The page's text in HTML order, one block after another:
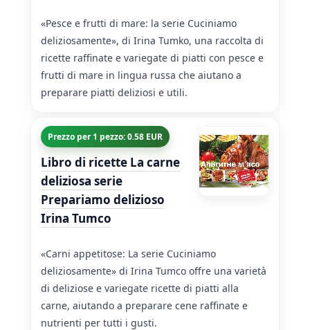
«Pesce e frutti di mare: la serie Cuciniamo
deliziosamente», di Irina Tumko, una raccolta di
ricette raffinate e variegate di piatti con pesce e
frutti di mare in lingua russa che aiutano a
preparare piatti deliziosi e utili.
Prezzo per 1 pezzo: 0.58 EUR
Libro di ricette La carne
deliziosa serie
Prepariamo delizioso
Irina Tumco
«Carni appetitose: La serie Cuciniamo
deliziosamente» di Irina Tumco offre una varietà
di deliziose e variegate ricette di piatti alla
carne, aiutando a preparare cene raffinate e
nutrienti per tutti i gusti.